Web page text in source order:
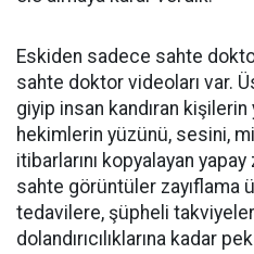
Eskiden sadece sahte
sahte doktor videoları var.
giyip insan kandıran kişilerin
hekimlerin yüzünü, sesini,
itibarlarını kopyalayan
sahte görüntüler zayıflama
tedavilere, şüpheli
dolandırıcılıklarına kadar